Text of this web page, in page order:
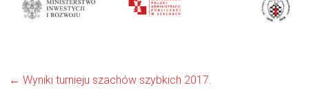
← Wyniki turnieju szachów szybkich 2017.